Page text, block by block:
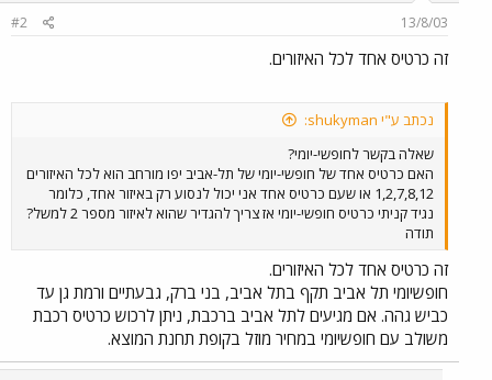
13/8/03
#2
זה כרטיס אחד לכל האיזורים.
נכתב ע"י shukyman:
שאלה בקשר לחופשי-יומי?
האם כרטיס אחד של חופשי-יומי של תל-אביב יפו מורחב הוא לכל האיזורים
1,2,7,8,12 או שעם כרטיס אחד אני יכול לנסוע רק באיזור אחד, כלומר
נגיד קניתי כרטיס חופשי-יומי אז צריך להגדיר שהוא לאיזור מספר 2 למשל?
תודה
זה כרטיס אחד לכל האיזורים.
חופשיומי תל אביב תקף בתל אביב, בני ברק, גבעתיים ורמת גן עד
כביש גהה. אם מגיעים לתל אביב ברכבת, ניתן לרכוש כרטיס רכבת
משולב עם חופשיומי במחיר מוזל בקופת תחנת המוצא.